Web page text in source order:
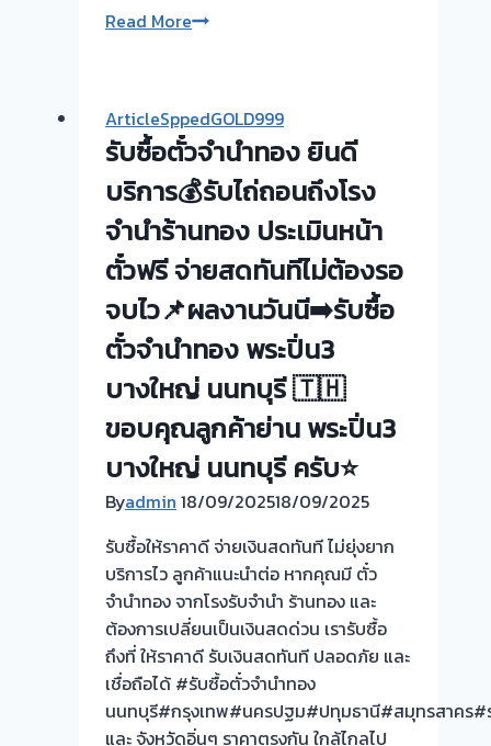
Read More🟢
จำนำ
ทุก
ชนิด
ให้
ราคา
ดี!
ไม่
ต้อง
ทน
จ่าย
ดอก
แพง!
เอา
ตั๋ว
จำนำ
มา
ขาย
เป็น
เงิน
กับ
เรา
ดี
ArticleSppedGOLD999
รับซื้อตั๋วจำนำทอง ยินดี
บริการ💰รับไถ่ถอนถึงโรง
จำนำร้านทอง ประเมินหน้า
ตั๋วฟรี จ่ายสดทันทีไม่ต้องรอ
จบไว📌ผลงานวันนี➡️รับซื้อ
ตั๋วจำนำทอง พระปิ่น3
บางใหญ่ นนทบุรี 🇹🇭
ขอบคุณลูกค้าย่าน พระปิ่น3
บางใหญ่ นนทบุรี ครับ⭐
Byadmin 18/09/202518/09/2025
รับซื้อให้ราคาดี จ่ายเงินสดทันที ไม่ยุ่งยาก
บริการไว ลูกค้าแนะนำต่อ หากคุณมี ตั๋ว
จำนำทอง จากโรงรับจำนำ ร้านทอง และ
ต้องการเปลี่ยนเป็นเงินสดด่วน เรารับซื้อ
ถึงที่ ให้ราคาดี รับเงินสดทันที ปลอดภัย และ
เชื่อถือได้ #รับซื้อตั๋วจำนำทอง
นนทบุรี#กรุงเทพ#นครปฐม#ปทุมธานี#สมุทรสาคร#
และ จังหวัดอิ่นๆ ราคาตรงกัน ใกล้ไกลไป